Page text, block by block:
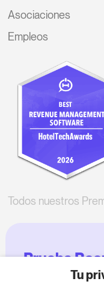
Asociaciones
Empleos
Todos nuestros
Prueba
negocioTu